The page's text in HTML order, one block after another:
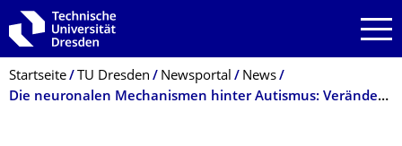
Zur Hauptnavigation springen
Zur Suche springen
Zum Inhalt springen
Breadcrumb-Menü
Startseite TU Dresden Newsportal
News
Die neuronalen Mechanismen hinter Autismus: Veränderte sensorische Verarbeitung von Kommunikationssignalen